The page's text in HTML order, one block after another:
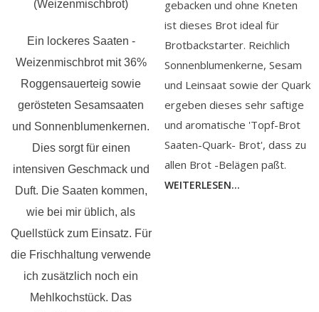
(Weizenmischbrot)
Ein lockeres Saaten -
Weizenmischbrot mit 36%
Roggensauerteig sowie
gerösteten Sesamsaaten
und Sonnenblumenkernen.
Dies sorgt für einen
intensiven Geschmack und
Duft. Die Saaten kommen,
wie bei mir üblich, als
Quellstück zum Einsatz. Für
die Frischhaltung verwende
ich zusätzlich noch ein
Mehlkochstück. Das
gebacken und ohne Kneten
ist dieses Brot ideal für
Brotbackstarter. Reichlich
Sonnenblumenkerne, Sesam
und Leinsaat sowie der Quark
ergeben dieses sehr saftige
und aromatische 'Topf-Brot
Saaten-Quark- Brot', dass zu
allen Brot -Belägen paßt.
WEITERLESEN...